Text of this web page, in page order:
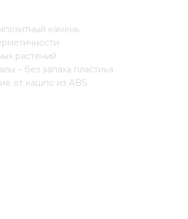
камень
растений
– без запаха пластика
от кашпо из ABS